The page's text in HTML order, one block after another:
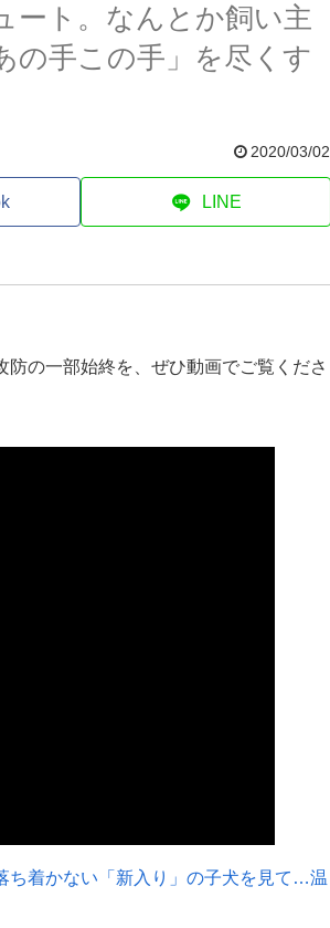
ート。なんとか飼い主
の手この手」を尽くす
2020/03/02
LINE
の一部始終を、ぜひ動画でご覧くださ
ち着かない「新入り」の子犬を見て…温